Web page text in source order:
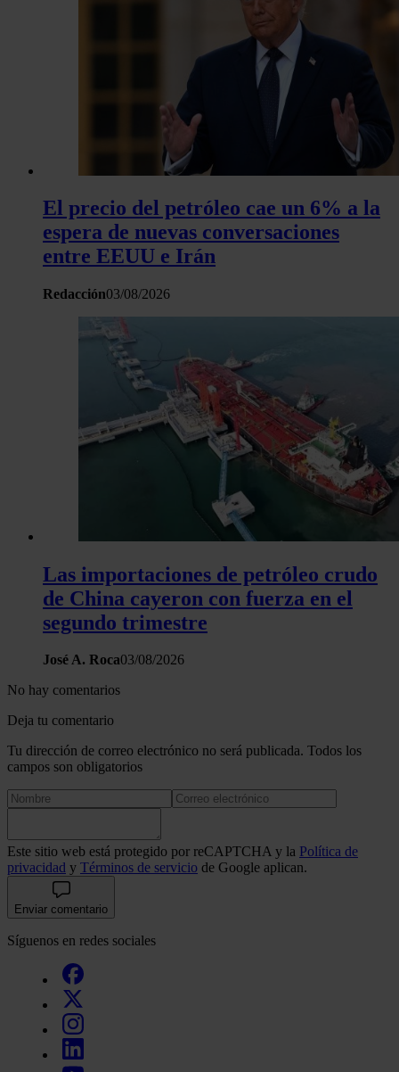
El precio del petróleo cae un 6% a la
espera de nuevas conversaciones
entre EEUU e Irán
Redacción03/08/2026
Las importaciones de petróleo crudo
de China cayeron con fuerza en el
segundo trimestre
José A. Roca03/08/2026
No hay comentarios
Deja tu comentario
Tu dirección de correo electrónico no será publicada. Todos los
campos son obligatorios
Este sitio web está protegido por reCAPTCHA y la Política de
privacidad y Términos de servicio de Google aplican.
Enviar comentario
Síguenos en redes sociales